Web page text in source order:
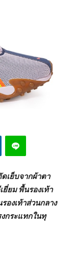
เย็บจากผ้าตา
ยม พื้นรองเท้า
องเท้าส่วนกลาง
กระแทกในทุ